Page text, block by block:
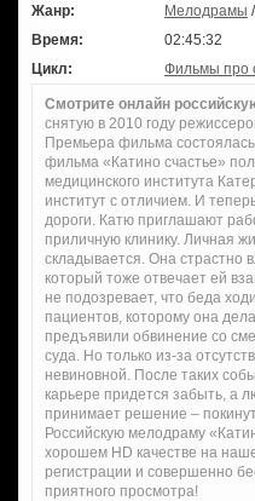
Жанр:
Мелодрамы /
Время:
02:45:32
Цикл:
Фильмы про
Смотрите онлайн
снятую в 2010 году
Премьера фильма
фильма «Катино счастье»
медицинского института
институт с отличием. И
дороги. Катю приглашают
приличную клинику. Личная
складывается. Она страстно
который тоже отвечает ей
не подозревает, что беда
пациентов, которому она
предъявили обвинение со
суда. Но только из-за
невиновной. После таких
карьере придется забыть, а
принимает решение –
Российскую мелодраму
хорошем HD качестве на
регистрации и совершенно
приятного просмотра!